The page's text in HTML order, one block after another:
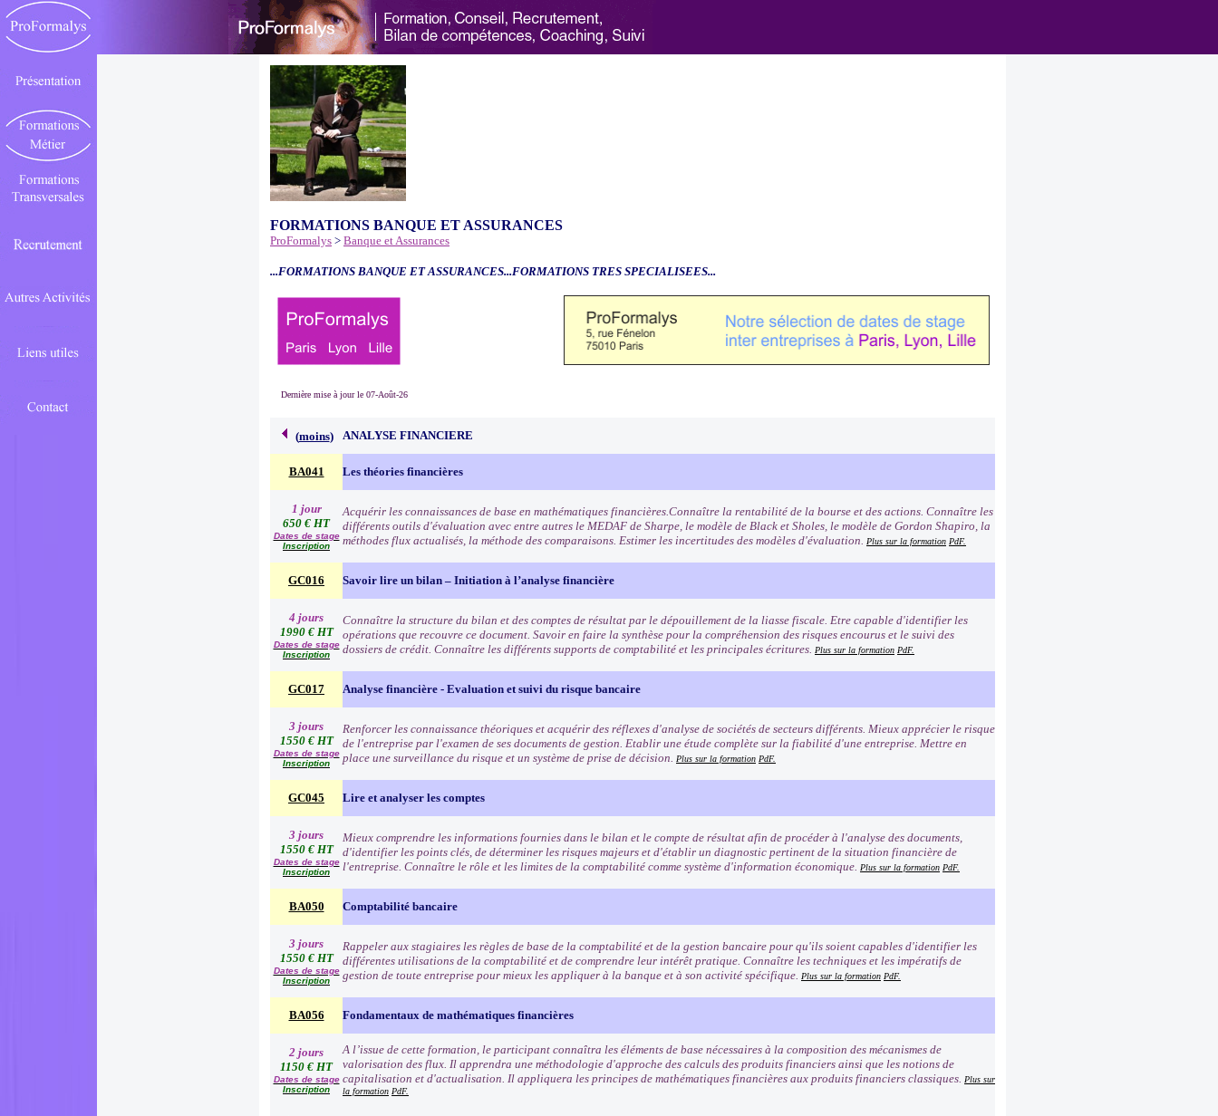
FORMATIONS BANQUE ET ASSURANCES
ProFormalys > Banque et Assurances
...FORMATIONS BANQUE ET ASSURANCES...FORMATIONS TRES SPECIALISEES...
Dernière mise à jour le 07-Août-26
(moins) ANALYSE FINANCIERE
BA041 Les théories financières
1 jour
650 € HT
Dates de stage
Inscription
Acquérir les connaissances de base en mathématiques financières.Connaître la rentabilité de la bourse et des actions. Connaître les
différents outils d'évaluation avec entre autres le MEDAF de Sharpe, le modèle de Black et Sholes, le modèle de Gordon Shapiro, la
méthodes flux actualisés, la méthode des comparaisons. Estimer les incertitudes des modèles d'évaluation. Plus sur la formation PdF.
GC016 Savoir lire un bilan – Initiation à l’analyse financière
4 jours
1990 € HT
Dates de stage
Inscription
Connaître la structure du bilan et des comptes de résultat par le dépouillement de la liasse fiscale. Etre capable d'identifier les
opérations que recouvre ce document. Savoir en faire la synthèse pour la compréhension des risques encourus et le suivi des
dossiers de crédit. Connaître les différents supports de comptabilité et les principales écritures. Plus sur la formation PdF.
GC017 Analyse financière - Evaluation et suivi du risque bancaire
3 jours
1550 € HT
Dates de stage
Inscription
Renforcer les connaissance théoriques et acquérir des réflexes d'analyse de sociétés de secteurs différents. Mieux apprécier le risque
de l'entreprise par l'examen de ses documents de gestion. Etablir une étude complète sur la fiabilité d'une entreprise. Mettre en
place une surveillance du risque et un système de prise de décision. Plus sur la formation PdF.
GC045 Lire et analyser les comptes
3 jours
1550 € HT
Dates de stage
Inscription
Mieux comprendre les informations fournies dans le bilan et le compte de résultat afin de procéder à l'analyse des documents,
d'identifier les points clés, de déterminer les risques majeurs et d'établir un diagnostic pertinent de la situation financière de
l'entreprise. Connaître le rôle et les limites de la comptabilité comme système d'information économique. Plus sur la formation PdF.
BA050 Comptabilité bancaire
3 jours
1550 € HT
Dates de stage
Inscription
Rappeler aux stagiaires les règles de base de la comptabilité et de la gestion bancaire pour qu'ils soient capables d'identifier les
différentes utilisations de la comptabilité et de comprendre leur intérêt pratique. Connaître les techniques et les impératifs de
gestion de toute entreprise pour mieux les appliquer à la banque et à son activité spécifique. Plus sur la formation PdF.
BA056 Fondamentaux de mathématiques financières
2 jours
1150 € HT
Dates de stage
Inscription
A l’issue de cette formation, le participant connaîtra les éléments de base nécessaires à la composition des mécanismes de
valorisation des flux. Il apprendra une méthodologie d'approche des calculs des produits financiers ainsi que les notions de
capitalisation et d'actualisation. Il appliquera les principes de mathématiques financières aux produits financiers classiques. Plus sur
la formation PdF.